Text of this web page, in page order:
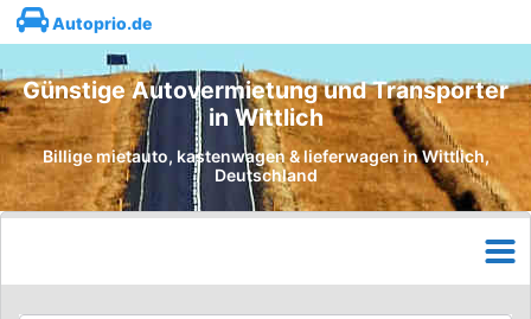
Autoprio.de
Günstige Autovermietung und Transporter
in Wittlich
Billige mietauto, kastenwagen & lieferwagen in Wittlich,
Deutschland